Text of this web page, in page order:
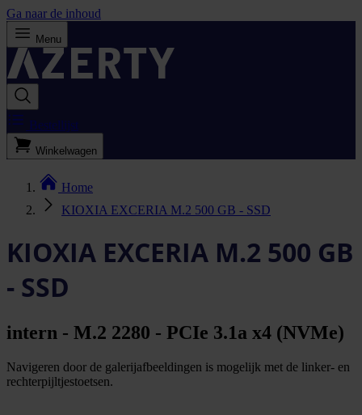
Ga naar de inhoud
Menu
Bestellijst
Winkelwagen
Home
KIOXIA EXCERIA M.2 500 GB - SSD
KIOXIA EXCERIA M.2 500 GB
- SSD
intern - M.2 2280 - PCIe 3.1a x4 (NVMe)
Navigeren door de galerijafbeeldingen is mogelijk met de linker- en
rechterpijltjestoetsen.